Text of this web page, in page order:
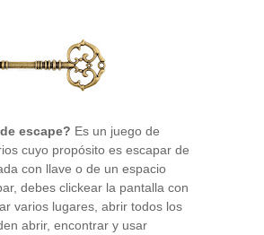
escape? Es un juego de
cuyo propósito es escapar de
con llave o de un espacio
debes clickear la pantalla con
varios lugares, abrir todos los
abrir, encontrar y usar